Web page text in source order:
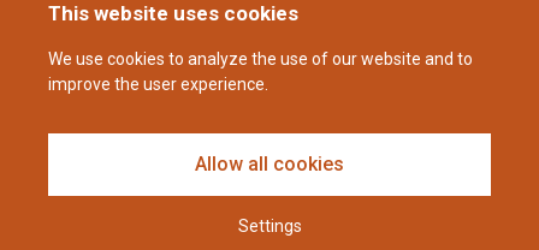
This website uses cookies
We use cookies to analyze the use of our website and to
improve the user experience.
Allow all cookies
Settings
coppens@alltech.com
Follow us
Avis de non-responsabilité et déclaration de confidentialité